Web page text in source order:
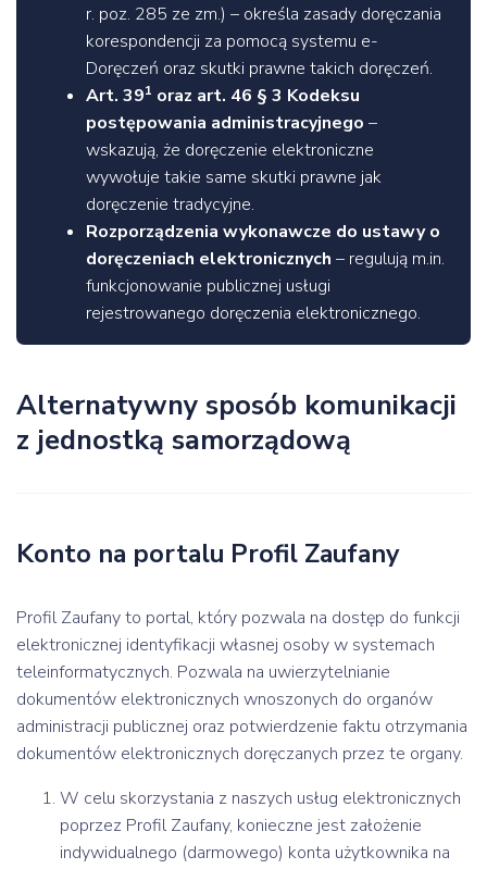
r. poz. 285 ze zm.) – określa zasady doręczania
korespondencji za pomocą systemu e-
Doręczeń oraz skutki prawne takich doręczeń.
Art. 391 oraz art. 46 § 3 Kodeksu
postępowania administracyjnego –
wskazują, że doręczenie elektroniczne
wywołuje takie same skutki prawne jak
doręczenie tradycyjne.
Rozporządzenia wykonawcze do ustawy o
doręczeniach elektronicznych – regulują m.in.
funkcjonowanie publicznej usługi
rejestrowanego doręczenia elektronicznego.
Alternatywny sposób komunikacji
z jednostką samorządową
Konto na portalu Profil Zaufany
Profil Zaufany to portal, który pozwala na dostęp do funkcji
elektronicznej identyfikacji własnej osoby w systemach
teleinformatycznych. Pozwala na uwierzytelnianie
dokumentów elektronicznych wnoszonych do organów
administracji publicznej oraz potwierdzenie faktu otrzymania
dokumentów elektronicznych doręczanych przez te organy.
W celu skorzystania z naszych usług elektronicznych
poprzez Profil Zaufany, konieczne jest założenie
indywidualnego (darmowego) konta użytkownika na